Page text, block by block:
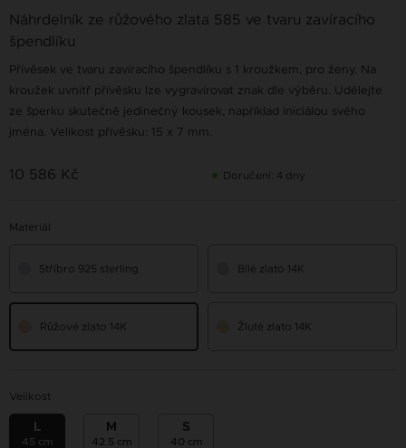
Náhrdelník ze růžového zlata 585 ve tvaru zavíracího
špendlíku
Přívěsek ve tvaru zavíracího špendlíku s 1 kroužkem, pro ženy. Na
kroužek uvnitř přívěsku lze vygravírovat znak dle výběru. Udělejte
ze šperku skutečně jedinečný kousek, například iniciálou svého
jména. Velikost přívěsku: 15 x 7 mm.
10 586 Kč Doručení: 4 dny
Materiál
Stříbro 925 sterling Bílé zlato 14K
Růžové zlato 14K Žluté zlato 14K
Velikost
L
45 cm
M
42.5 cm
S
40 cm